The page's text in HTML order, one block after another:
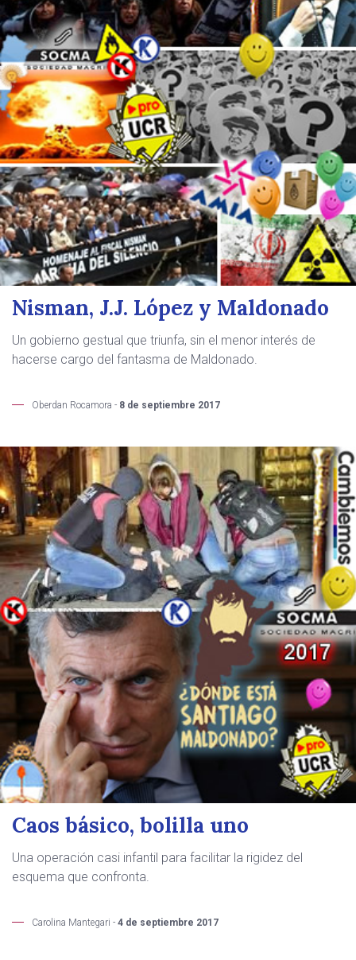
Nisman, J.J. López y Maldonado
Un gobierno gestual que triunfa, sin el menor interés de
hacerse cargo del fantasma de Maldonado.
Oberdan Rocamora - 8 de septiembre 2017
Caos básico, bolilla uno
Una operación casi infantil para facilitar la rigidez del
esquema que confronta.
Carolina Mantegari - 4 de septiembre 2017